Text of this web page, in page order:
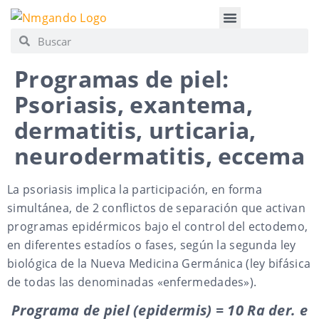
Programas de piel:
Psoriasis, exantema,
dermatitis, urticaria,
neurodermatitis, eccema
La psoriasis implica la participación, en forma
simultánea, de 2 conflictos de separación que activan
programas epidérmicos bajo el control del ectodemo,
en diferentes estadíos o fases, según la segunda ley
biológica de la Nueva Medicina Germánica (ley bifásica
de todas las denominadas «enfermedades»).
Programa de piel (epidermis) = 10 Ra der. e